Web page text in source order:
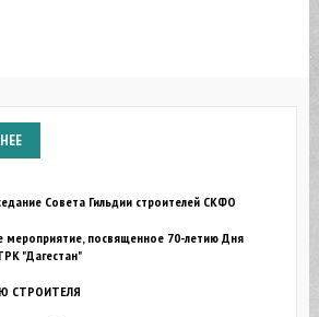
Совета Гильдии строителей СКФО
мероприятие, посвященное 70-летию Дня
"Дагестан"
СТРОИТЕЛЯ